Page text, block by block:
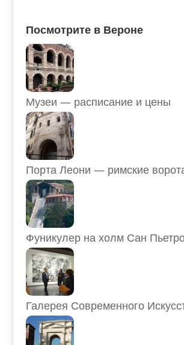
Посмотрите в Вероне
Музеи — расписание и цены
Порта Леони — римские
Фуникулер на холм Сан
Галерея Современного